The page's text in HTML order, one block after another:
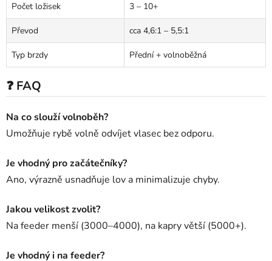
Počet ložisek 3 – 10+
Převod cca 4,6:1 – 5,5:1
Typ brzdy Přední + volnoběžná
❓ FAQ
Na co slouží volnoběh?
Umožňuje rybě volně odvíjet vlasec bez odporu.
Je vhodný pro začátečníky?
Ano, výrazně usnadňuje lov a minimalizuje chyby.
Jakou velikost zvolit?
Na feeder menší (3000–4000), na kapry větší (5000+).
Je vhodný i na feeder?